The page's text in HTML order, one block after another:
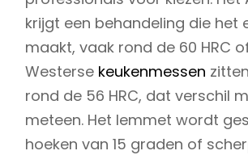
krijgt een behandeling die het
maakt, vaak rond de 60 HRC
Westerse keukenmessen
rond de 56 HRC, dat verschil
meteen. Het lemmet wordt
hoeken van 15 graden of